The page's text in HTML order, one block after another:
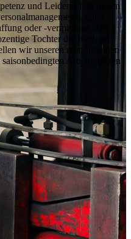
und Leidenschaft in den
ganz
oder -vermittlung. Die
Tochter der hanfried
wir unseren renommierten
Arbeitsspitzen